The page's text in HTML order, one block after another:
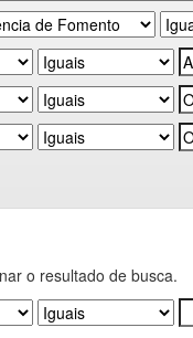
o resultado de busca.